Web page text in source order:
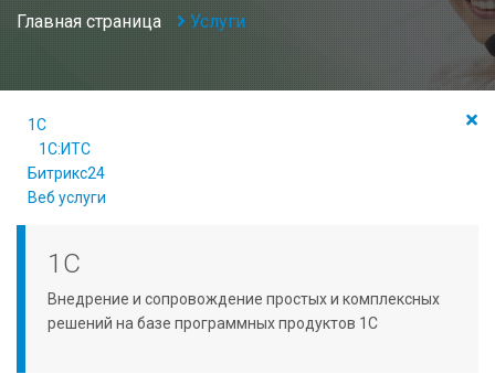
Главная страница Услуги
1С
1С:ИТС
Битрикс24
Веб услуги
1С
Внедрение и сопровождение простых и комплексных
решений на базе программных продуктов 1С